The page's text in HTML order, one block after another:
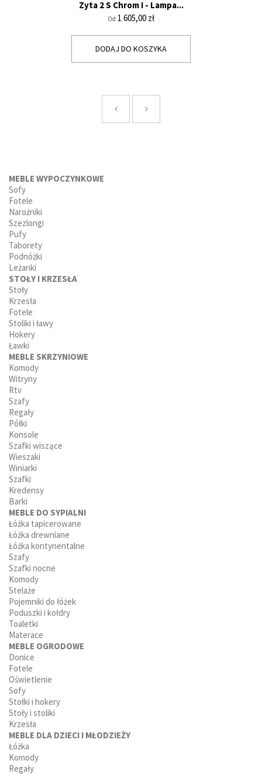
Zyta 2 S Chrom I - Lampa...
Od Cena
1 605,00 zł
DODAJ DO KOSZYKA
MEBLE WYPOCZYNKOWE
Sofy
Fotele
Narożniki
Szezlongi
Pufy
Taborety
Podnóżki
Leżanki
STOŁY I KRZESŁA
Stoły
Krzesła
Fotele
Stoliki i ławy
Hokery
Ławki
MEBLE SKRZYNIOWE
Komody
Witryny
Rtv
Szafy
Regały
Półki
Konsole
Szafki wiszące
Wieszaki
Winiarki
Szafki
Kredensy
Barki
MEBLE DO SYPIALNI
Łóżka tapicerowane
Łóżka drewniane
Łóżka kontynentalne
Szafy
Szafki nocne
Komody
Stelaże
Pojemniki do łóżek
Poduszki i kołdry
Toaletki
Materace
MEBLE OGRODOWE
Donice
Fotele
Oświetlenie
Sofy
Stołki i hokery
Stoły i stoliki
Krzesła
MEBLE DLA DZIECI I MŁODZIEŻY
Łóżka
Komody
Regały